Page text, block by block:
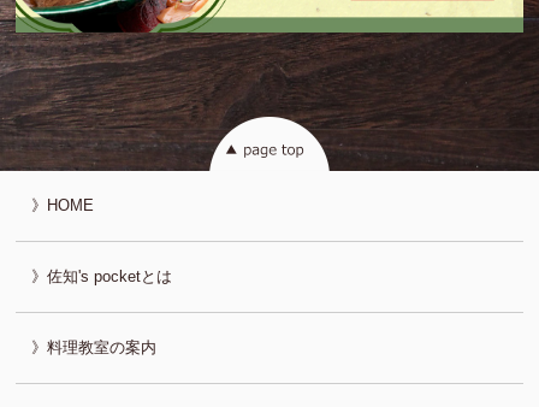
HOME
佐知's pocketとは
料理教室の案内